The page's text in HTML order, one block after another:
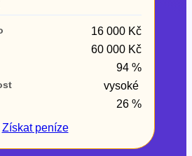
16 000 Kč
60 000 Kč
94 %
vysoké
26 %
Získatpeníze